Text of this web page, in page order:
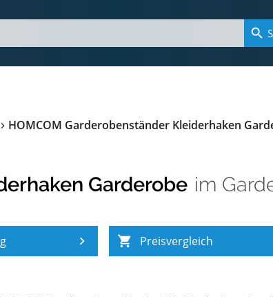
HOMCOM Garderobenständer Kleiderhaken
Garderobe im
Preisvergleich